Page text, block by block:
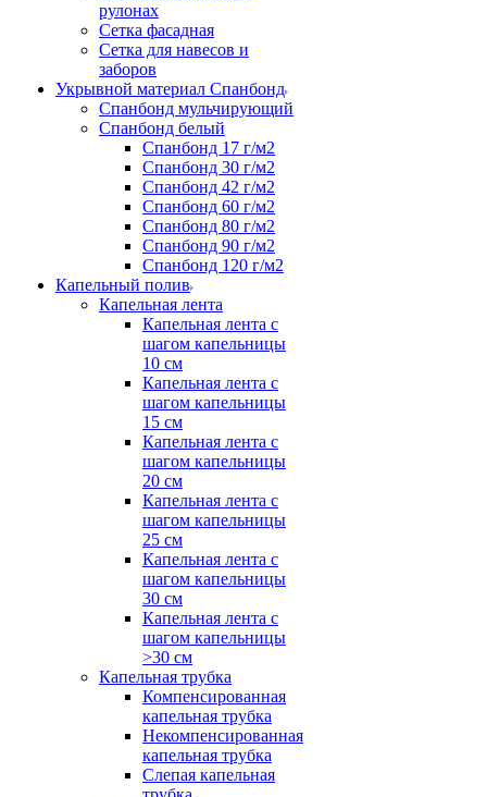
рулонах
Сетка фасадная
Сетка для навесов и
заборов
Укрывной материал Спанбонд
Спанбонд мульчирующий
Спанбонд белый
Спанбонд 17 г/м2
Спанбонд 30 г/м2
Спанбонд 42 г/м2
Спанбонд 60 г/м2
Спанбонд 80 г/м2
Спанбонд 90 г/м2
Спанбонд 120 г/м2
Капельный полив
Капельная лента
Капельная лента с
шагом капельницы
10 см
Капельная лента с
шагом капельницы
15 см
Капельная лента с
шагом капельницы
20 см
Капельная лента с
шагом капельницы
25 см
Капельная лента с
шагом капельницы
30 см
Капельная лента с
шагом капельницы
>30 см
Капельная трубка
Компенсированная
капельная трубка
Некомпенсированная
капельная трубка
Слепая капельная